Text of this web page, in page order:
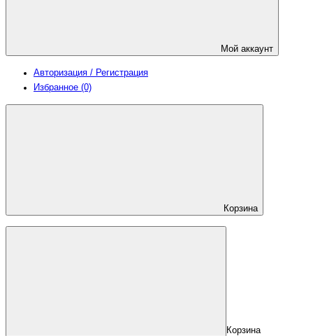
Мой аккаунт
Авторизация / Регистрация
Избранное (0)
Корзина
Корзина